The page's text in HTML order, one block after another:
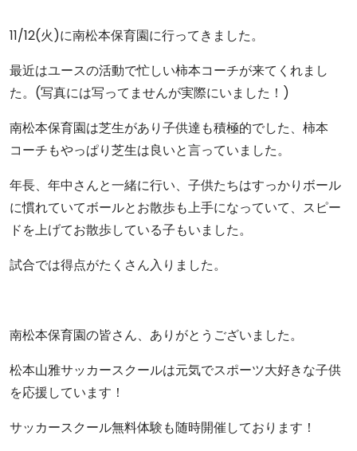
11/12(火)に南松本保育園に行ってきました。
最近はユースの活動で忙しい柿本コーチが来てくれまし
た。(写真には写ってませんが実際にいました！)
南松本保育園は芝生があり子供達も積極的でした、柿本
コーチもやっぱり芝生は良いと言っていました。
年長、年中さんと一緒に行い、子供たちはすっかりボール
に慣れていてボールとお散歩も上手になっていて、スピー
ドを上げてお散歩している子もいました。
試合では得点がたくさん入りました。
南松本保育園の皆さん、ありがとうございました。
松本山雅サッカースクールは元気でスポーツ大好きな子供
を応援しています！
サッカースクール無料体験も随時開催しております！